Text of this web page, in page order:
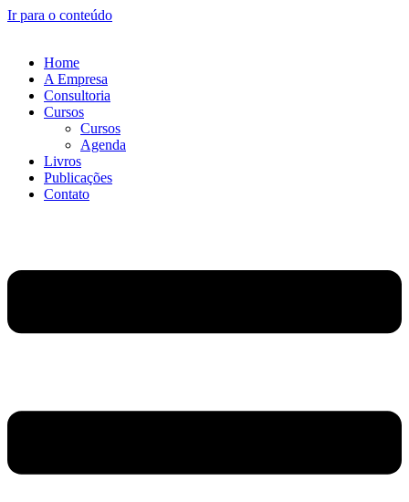
Ir para o conteúdo
Home
A Empresa
Consultoria
Cursos
Cursos
Agenda
Livros
Publicações
Contato